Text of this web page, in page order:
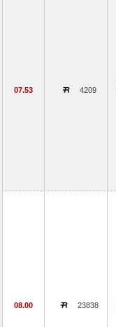
07.53 4209
08.00 23838